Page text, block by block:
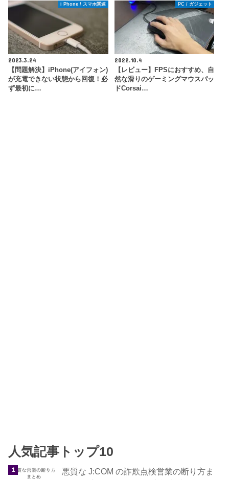
i Phone / スマホ関連
2023.3.24
【問題解決】iPhone(アイフォン)
が充電できない状態から回復！必
ず最初に…
PC / ガジェット
2022.10.4
【レビュー】FPSにおすすめ、自
然な滑りのゲーミングマウスパッ
ドCorsai…
人気記事トップ10
悪質な J:COM の詐欺点検営業の断り方ま